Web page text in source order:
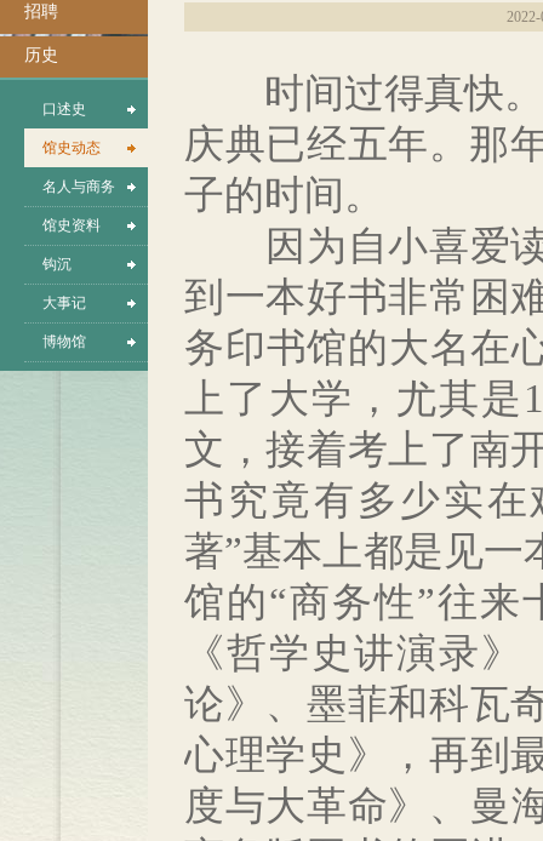
招聘
历史
口述史
馆史动态
名人与商务
馆史资料
钩沉
大事记
博物馆
时间过得真快。
庆典已经五年。那
子的时间。
因为自小喜爱读
到一本好书非常困
务印书馆的大名在
上了大学，尤其
文，接着考上了南
书究竟有多少实
著”基本上都是见一
馆的“商务性”往来
《哲学史讲演录
论》、墨菲和科瓦
心理学史》，再到
度与大革命》、曼